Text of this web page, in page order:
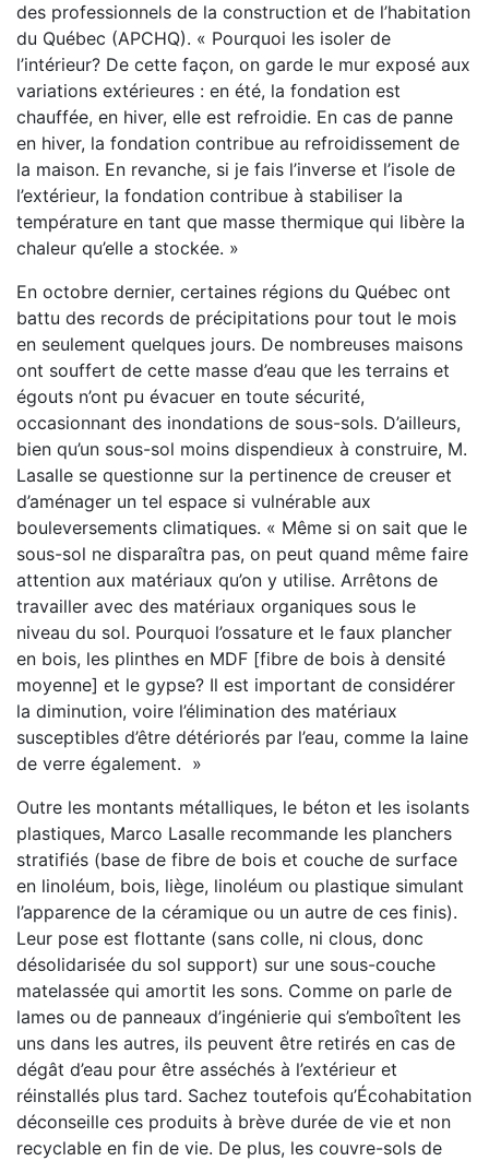
des professionnels de la construction et de l’habitation
du Québec (APCHQ). « Pourquoi les isoler de
l’intérieur? De cette façon, on garde le mur exposé aux
variations extérieures : en été, la fondation est
chauffée, en hiver, elle est refroidie. En cas de panne
en hiver, la fondation contribue au refroidissement de
la maison. En revanche, si je fais l’inverse et l’isole de
l’extérieur, la fondation contribue à stabiliser la
température en tant que masse thermique qui libère la
chaleur qu’elle a stockée. »
En octobre dernier, certaines régions du Québec ont
battu des records de précipitations pour tout le mois
en seulement quelques jours. De nombreuses maisons
ont souffert de cette masse d’eau que les terrains et
égouts n’ont pu évacuer en toute sécurité,
occasionnant des inondations de sous-sols. D’ailleurs,
bien qu’un sous-sol moins dispendieux à construire, M.
Lasalle se questionne sur la pertinence de creuser et
d’aménager un tel espace si vulnérable aux
bouleversements climatiques. « Même si on sait que le
sous-sol ne disparaîtra pas, on peut quand même faire
attention aux matériaux qu’on y utilise. Arrêtons de
travailler avec des matériaux organiques sous le
niveau du sol. Pourquoi l’ossature et le faux plancher
en bois, les plinthes en MDF [fibre de bois à densité
moyenne] et le gypse? Il est important de considérer
la diminution, voire l’élimination des matériaux
susceptibles d’être détériorés par l’eau, comme la laine
de verre également. »
Outre les montants métalliques, le béton et les isolants
plastiques, Marco Lasalle recommande les planchers
stratifiés (base de fibre de bois et couche de surface
en linoléum, bois, liège, linoléum ou plastique simulant
l’apparence de la céramique ou un autre de ces finis).
Leur pose est flottante (sans colle, ni clous, donc
désolidarisée du sol support) sur une sous-couche
matelassée qui amortit les sons. Comme on parle de
lames ou de panneaux d’ingénierie qui s’emboîtent les
uns dans les autres, ils peuvent être retirés en cas de
dégât d’eau pour être asséchés à l’extérieur et
réinstallés plus tard. Sachez toutefois qu’Écohabitation
déconseille ces produits à brève durée de vie et non
recyclable en fin de vie. De plus, les couvre-sols de